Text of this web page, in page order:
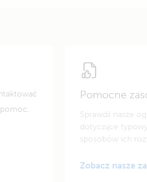
Pomocne
Sprawdź nasze
dotyczące
sposobów ich
Zobacz nasze